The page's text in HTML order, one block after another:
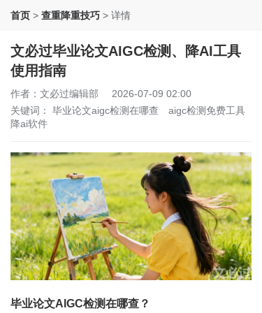
首页 > 查重降重技巧 > 详情
文必过毕业论文AIGC检测、降AI工具
使用指南
作者：文必过编辑部
2026-07-09 02:00
关键词： 毕业论文aigc检测在哪查
aigc检测免费工具
降ai软件
毕业论文AIGC检测在哪查？